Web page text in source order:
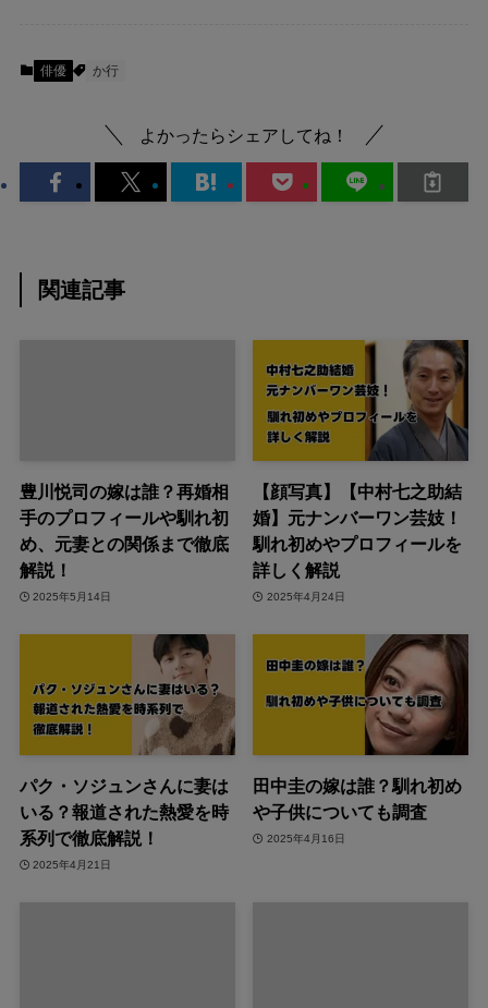
俳優 か行
よかったらシェアしてね！
関連記事
豊川悦司の嫁は誰？再婚相
手のプロフィールや馴れ初
め、元妻との関係まで徹底
解説！
2025年5月14日
【顔写真】【中村七之助結
婚】元ナンバーワン芸妓！
馴れ初めやプロフィールを
詳しく解説
2025年4月24日
パク・ソジュンさんに妻は
いる？報道された熱愛を時
系列で徹底解説！
2025年4月21日
田中圭の嫁は誰？馴れ初め
や子供についても調査
2025年4月16日